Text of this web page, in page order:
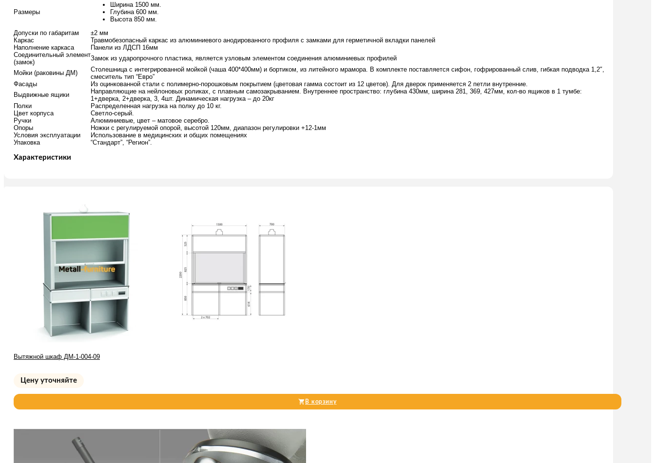
Размеры
Ширина 1500 мм.
Глубина 600 мм.
Высота 850 мм.
Допуски по габаритам
±2 мм
Каркас
Травмобезопасный каркас из алюминиевого анодированного профиля с замками для герметичной вкладки панелей
Наполнение каркаса
Панели из ЛДСП 16мм
Соединительный элемент
(замок)
Замок из ударопрочного пластика, является узловым элементом соединения алюминиевых профилей
Мойки (раковины ДМ)
Столешница с интегрированной мойкой (чаша 400*400мм) и бортиком, из литейного мрамора. В комплекте поставляется сифон, гофрированный слив, гибкая подводка 1,2″,
смеситель тип “Евро”
Фасады
Из оцинкованной стали с полимерно-порошковым покрытием (цветовая гамма состоит из 12 цветов). Для дверок применяется 2 петли внутренние.
Выдвижные ящики
Направляющие на нейлоновых роликах, с плавным самозакрыванием. Внутреннее пространство: глубина 430мм, ширина 281, 369, 427мм, кол-во ящиков в 1 тумбе:
1+дверка, 2+дверка, 3, 4шт. Динамическая нагрузка – до 20кг
Полки
Распределенная нагрузка на полку до 10 кг.
Цвет корпуса
Светло-серый.
Ручки
Алюминиевые, цвет – матовое серебро.
Опоры
Ножки с регулируемой опорой, высотой 120мм, диапазон регулировки +12-1мм
Условия эксплуатации
Использование в медицинских и общих помещениях
Упаковка
“Стандарт”, “Регион”.
Характеристики
Вытяжной шкаф ДМ-1-004-09
Цену уточняйте
В корзину